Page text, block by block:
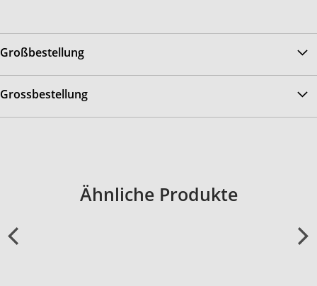
Großbestellung
Grossbestellung
Ähnliche Produkte